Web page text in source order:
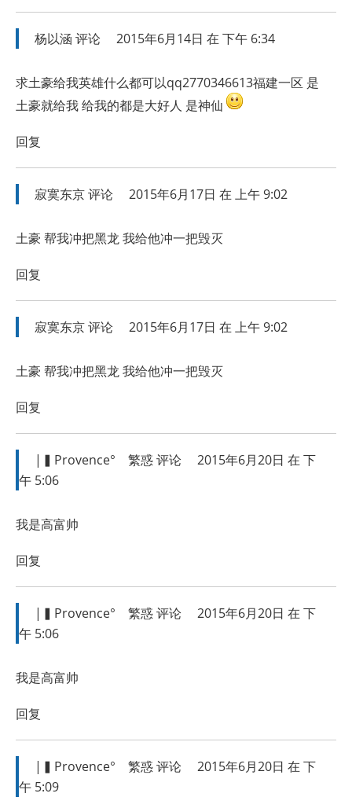
杨以涵 评论 2015年6月14日 在 下午 6:34
求土豪给我英雄什么都可以qq2770346613福建一区 是
土豪就给我 给我的都是大好人 是神仙
回复
寂寞东京评论 2015年6月17日 在 上午 9:02
土豪 帮我冲把黑龙 我给他冲一把毁灭
回复
寂寞东京评论 2015年6月17日 在 上午 9:02
土豪 帮我冲把黑龙 我给他冲一把毁灭
回复
|▍Provence°ゞ繁惑评论
2015年6月20日 在 下
午 5:06
我是高富帅
回复
|▍Provence°ゞ繁惑评论
2015年6月20日 在 下
午 5:06
我是高富帅
回复
|▍Provence°ゞ繁惑评论
2015年6月20日 在 下
午 5:09